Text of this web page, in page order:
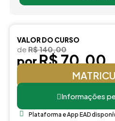
VALOR DO CURSO
de R$ 140,00
porR$ 70,00
Informações
Plataforma e App EAD